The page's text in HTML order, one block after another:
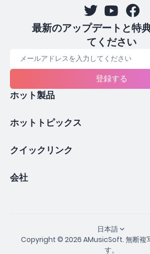
最新のアップデートと特
てください
登録する
ホット製品
ホットトピックス
クイックリンク
会社
日本語
Copyright © 2026 AMusicSoft. 無断複
す。